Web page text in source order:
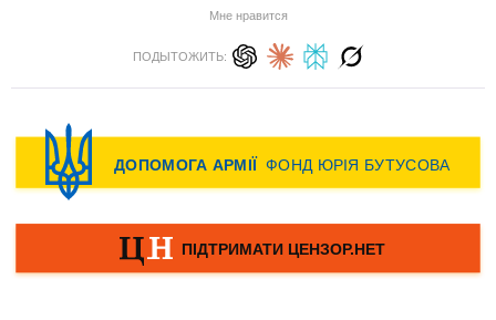
Мне нравится
ПОДЫТОЖИТЬ: